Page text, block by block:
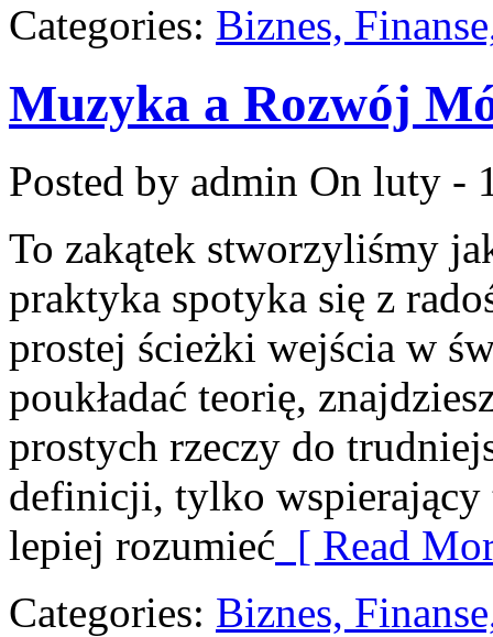
Categories: Biznes,
Muzyka a Rozwój
Posted by admin On luty -
To zakątek stworzyliśmy
praktyka spotyka się z
prostej ścieżki wejścia w
poukładać teorię,
prostych rzeczy do
definicji, tylko wspierający
lepiej rozumieć [ Read
Categories: Biznes,